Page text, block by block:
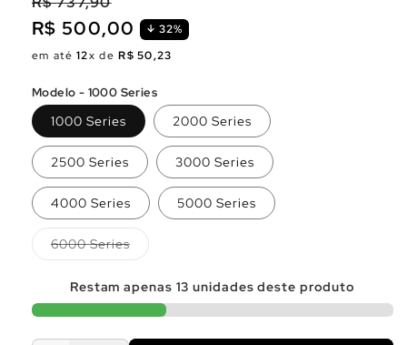
Preço
normal
R$ 500,00 32%
Preço
promocional
em até12x deR$ 50,23
Modelo - 1000 Series
1000 Series 2000 Series
2500 Series 3000 Series
4000 Series 5000 Series
6000 SeriesVariante
esgotada
indisponível
Restam apenas 13 unidades deste produto